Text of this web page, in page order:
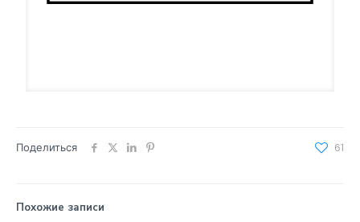
Поделиться 61
Похожие записи